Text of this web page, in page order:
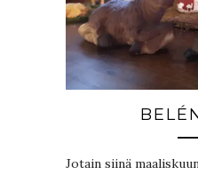
Jotain siinä